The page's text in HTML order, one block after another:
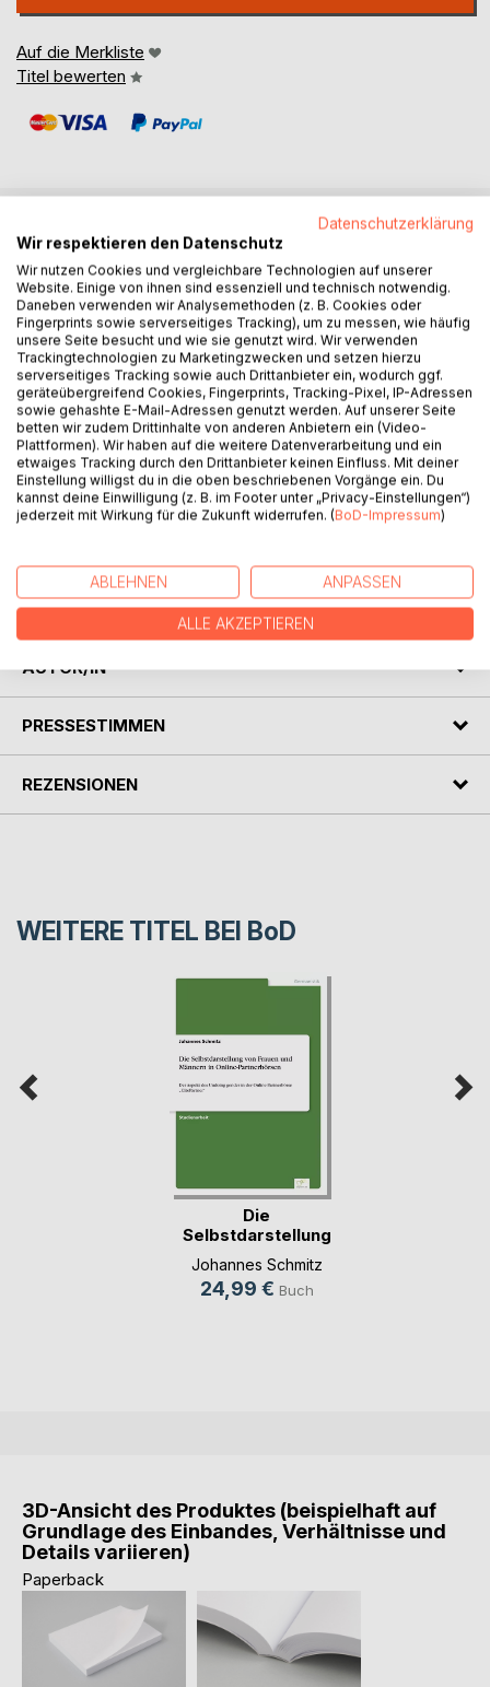
Auf die Merkliste
Titel bewerten
BESCHREIBUNG
Der Schriftspracherwerb ist ein wesentliches Bildungsziel
in der Primarstufe und beschäftigt sich mit dem Erwerb
einer bestimmten Einzelsprache, der Lateralität sowie der
schriftlichen Handlungskompetenz. Schwerpunktmäßig
beschäftigt sich der Schriftspracherwerb zuerst mit der
phonologischen Bewusstheit, später mit der Phonem-
Graphem-Zuordnung und daraufhin mit der Orthographie
sowie mit dem Erwerb einer Rechtschreibung.
Zudem ist der Erwerb von Lesen und Schreiben ein
Gegenstand vieler unterschiedlicher wissenschaftlicher
Psychologie, der Spracherwerbsforschung, Deutsch als
Zweit- und Sondersprache sowie der Inklusionspädagogik.
AUTOR/IN
PRESSESTIMMEN
REZENSIONEN
WEITERE TITEL BEI BoD
Die
Selbstdarstellung
von Frauen u(...)
Johannes Schmitz
24,99 € Buch
3D-Ansicht des Produktes (beispielhaft auf
Grundlage des Einbandes, Verhältnisse und
Details variieren)
Paperback
Datenschutzerklärung
Wir respektieren den Datenschutz
Wir nutzen Cookies und vergleichbare Technologien auf unserer
Website. Einige von ihnen sind essenziell und technisch notwendig.
Daneben verwenden wir Analysemethoden (z. B. Cookies oder
Fingerprints sowie serverseitiges Tracking), um zu messen, wie häufig
unsere Seite besucht und wie sie genutzt wird. Wir verwenden
Trackingtechnologien zu Marketingzwecken und setzen hierzu
serverseitiges Tracking sowie auch Drittanbieter ein, wodurch ggf.
geräteübergreifend Cookies, Fingerprints, Tracking-Pixel, IP-Adressen
sowie gehashte E-Mail-Adressen genutzt werden. Auf unserer Seite
betten wir zudem Drittinhalte von anderen Anbietern ein (Video-
Plattformen). Wir haben auf die weitere Datenverarbeitung und ein
etwaiges Tracking durch den Drittanbieter keinen Einfluss. Mit deiner
Einstellung willigst du in die oben beschriebenen Vorgänge ein. Du
kannst deine Einwilligung (z. B. im Footer unter „Privacy-Einstellungen“)
jederzeit mit Wirkung für die Zukunft widerrufen. (BoD-Impressum)
ABLEHNEN ANPASSEN
ALLE AKZEPTIEREN